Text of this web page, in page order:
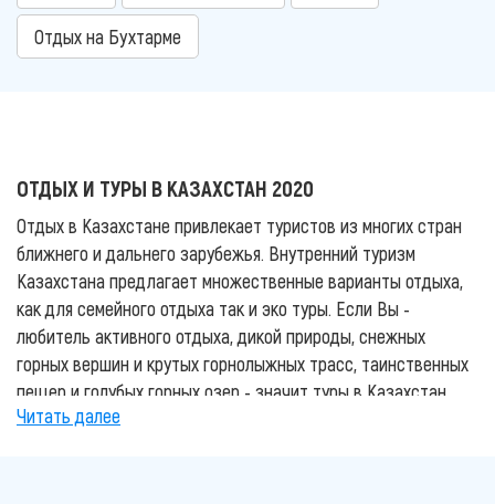
Отдых на Бухтарме
ОТДЫХ И ТУРЫ В КАЗАХСТАН 2020
Отдых в Казахстане привлекает туристов из многих стран
ближнего и дальнего зарубежья. Внутренний туризм
Казахстана предлагает множественные варианты отдыха,
как для семейного отдыха так и эко туры. Если Вы -
любитель активного отдыха, дикой природы, снежных
горных вершин и крутых горнолыжных трасс, таинственных
пещер и голубых горных озер - значит туры в Казахстан
Вас приятно удивят. Этот отдых не только зарядит вас
Читать далее